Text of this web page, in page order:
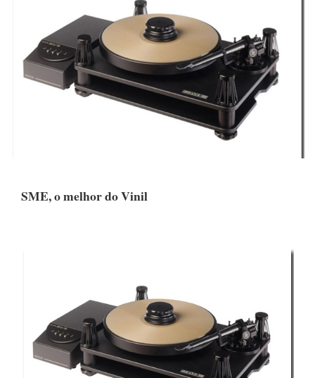
SME, o melhor do Vinil